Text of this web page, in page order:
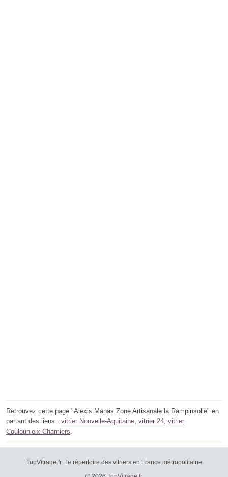
Retrouvez cette page "Alexis Mapas Zone Artisanale la Rampinsolle" en
partant des liens : vitrier Nouvelle-Aquitaine, vitrier 24, vitrier
Coulounieix-Chamiers.
TopVitrage.fr : le répertoire des vitriers en France métropolitaine